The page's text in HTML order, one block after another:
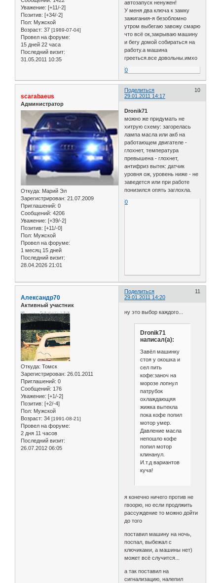
Уважение: [+11/-2]
Позитив: [+34/-2]
Пол: Мужской
Возраст: 37 [1989-07-04]
Провел на форуме:
15 дней 22 часа
Последний визит:
31.05.2011 10:35
автозапуск ненужен!
У меня два ключа к замку
зажигания-я безобломно
утром выбегаю завожу смарю
что всё ок,закрываю машину
и бегу домой собираться на
работу.а машина
грееться.все довольны.имхо
0
Поделиться
10
29.01.2011 14:17
scarabaeus
Администратор
Откуда: Марий Эл
Зарегистрирован: 21.07.2009
Приглашений: 0
Сообщений: 4206
Уважение: [+39/-2]
Позитив: [+11/-0]
Пол: Мужской
Провел на форуме:
1 месяц 15 дней
Последний визит:
28.04.2026 21:01
Dronik71
можно же придумать не
хитрую схему: загорелась
лампа масла или акб на
работающем двигателе -
глохнет, температура
превышена - глохнет,
антифриз вытек: датчик
уровня ож, уровень ниже - не
заведется или при работе
понизился опять заглохла.
0
Поделиться
11
29.01.2011 14:20
Александр70
Активный участник
Откуда: Томск
Зарегистрирован: 26.01.2011
Приглашений: 0
Сообщений: 176
Уважение: [+1/-2]
Позитив: [+2/-4]
Пол: Мужской
Возраст: 34 [1991-08-21]
Провел на форуме:
2 дня 11 часов
Последний визит:
26.07.2012 06:05
ну это выбор каждого...
Dronik71
написал(а):
Завёл машинку
стоя у окошка и
сел пить
кофе:заноч на
морозе лопнул
патрубок
охлаждающяя
жижка вытекла
пока кофе попил
мотор умер.
Давление масла
непошло кофе
попил мотор
клинанул.
И.т.д вариантов
куча!
я конечно ничего против не
гвоорю, но если продлжить
рассуждение то можно дойти
до того
поставил машину на ночь,
поспал, выбежал с
ключиками, а машины нет)
может всё случится...
а так поставил на
сигнализацию, налепил